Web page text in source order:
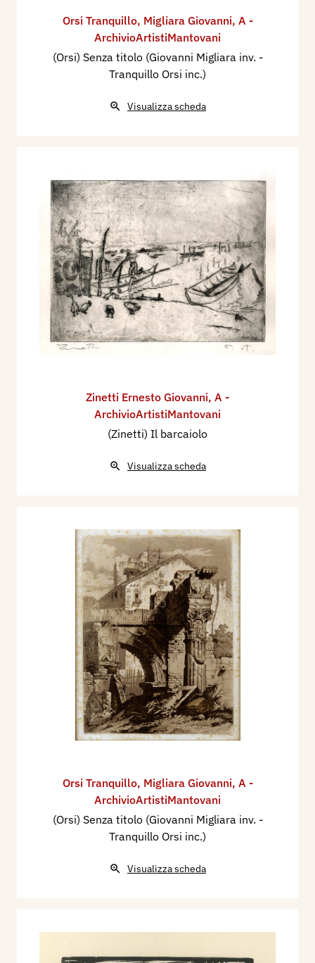
Orsi Tranquillo, Migliara Giovanni, A -
ArchivioArtistiMantovani
(Orsi) Senza titolo (Giovanni Migliara inv. -
Tranquillo Orsi inc.)
Visualizza scheda
Zinetti Ernesto Giovanni, A -
ArchivioArtistiMantovani
(Zinetti) Il barcaiolo
Visualizza scheda
Orsi Tranquillo, Migliara Giovanni, A -
ArchivioArtistiMantovani
(Orsi) Senza titolo (Giovanni Migliara inv. -
Tranquillo Orsi inc.)
Visualizza scheda